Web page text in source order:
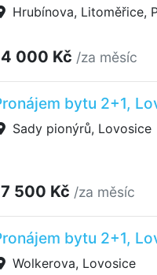
Hrubínova, Litoměřice,
000 Kč /za měsíc
bytu 2+1,
Sady pionýrů, Lovosice
500 Kč /za měsíc
bytu 2+1,
Wolkerova, Lovosice